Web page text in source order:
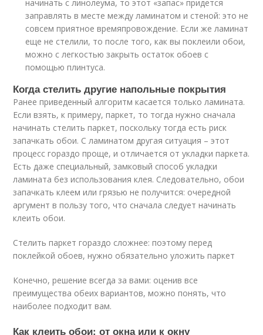
начинать с линолеума, то этот «запас» придется
заправлять в месте между ламинатом и стеной: это не
совсем приятное времяпровождение. Если же ламинат
еще не стелили, то после того, как вы поклеили обои,
можно с легкостью закрыть остаток обоев с
помощью плинтуса.
Когда стелить другие напольные покрытия
Ранее приведенный алгоритм касается только ламината.
Если взять, к примеру, паркет, то тогда нужно сначала
начинать стелить паркет, поскольку тогда есть риск
запачкать обои. С ламинатом другая ситуация – этот
процесс гораздо проще, и отличается от укладки паркета.
Есть даже специальный, замковый способ укладки
ламината без использования клея. Следовательно, обои
запачкать клеем или грязью не получится: очередной
аргумент в пользу того, что сначала следует начинать
клеить обои.
Стелить паркет гораздо сложнее: поэтому перед
поклейкой обоев, нужно обязательно уложить паркет
Конечно, решение всегда за вами: оценив все
преимущества обеих вариантов, можно понять, что
наиболее подходит вам.
Как клеить обои: от окна или к окну